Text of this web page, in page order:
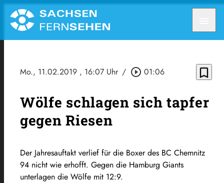
Mo., 11.02.2019 , 16:07 Uhr / play_circle_outline 01:06 bookmark_border
Wölfe schlagen sich tapfer
gegen Riesen
Der Jahresauftakt verlief für die Boxer des BC Chemnitz
94 nicht wie erhofft. Gegen die Hamburg Giants
unterlagen die Wölfe mit 12:9.